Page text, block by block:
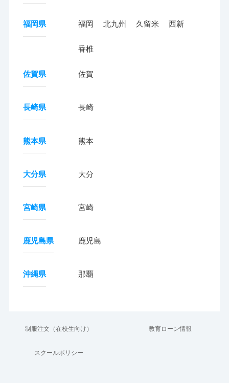
福岡県 福岡 北九州 久留米 西新
香椎
佐賀県 佐賀
長崎県 長崎
熊本県 熊本
大分県 大分
宮崎県 宮崎
鹿児島県 鹿児島
沖縄県 那覇
制服注文（在校生向け） 教育ローン情報
スクールポリシー